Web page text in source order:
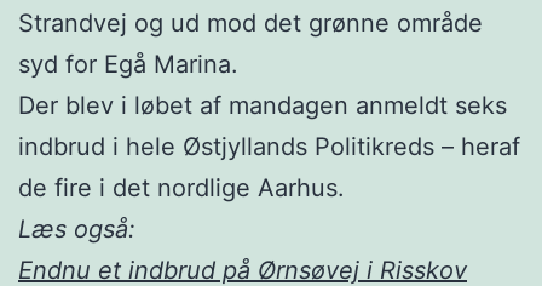
Strandvej og ud mod det grønne område
syd for Egå Marina.
Der blev i løbet af mandagen anmeldt seks
indbrud i hele Østjyllands Politikreds – heraf
de fire i det nordlige Aarhus.
Læs også:
Endnu et indbrud på Ørnsøvej i Risskov